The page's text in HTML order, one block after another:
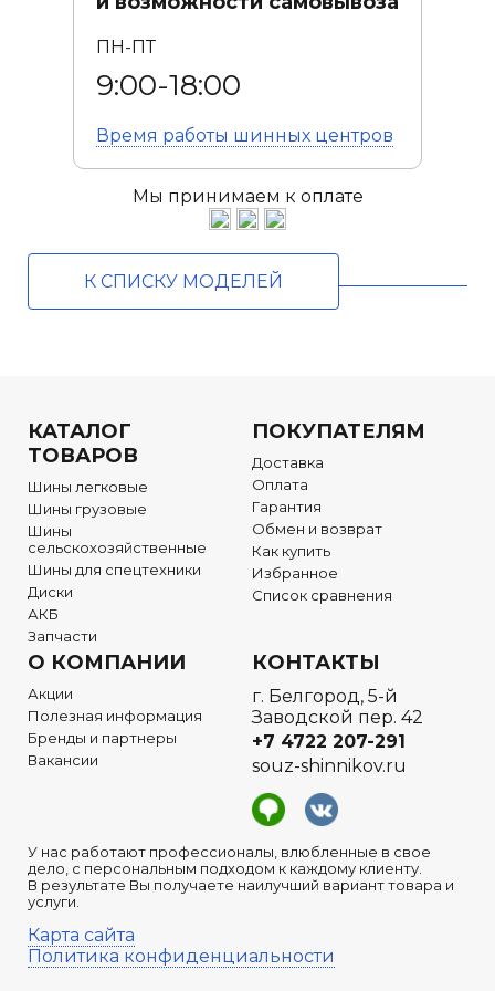
ПН-ПТ
9:00-18:00
Время работы шинных центров
Мы принимаем к оплате
К СПИСКУ МОДЕЛЕЙ
КАТАЛОГ
ТОВАРОВ
Шины легковые
Шины грузовые
Шины
сельскохозяйственные
Шины для спецтехники
Диски
АКБ
Запчасти
ПОКУПАТЕЛЯМ
Доставка
Оплата
Гарантия
Обмен и возврат
Как купить
Избранное
Список сравнения
О КОМПАНИИ
Акции
Полезная информация
Бренды и партнеры
Вакансии
У нас работают профессионалы, влюбленные в свое
дело, с персональным подходом к каждому клиенту.
В результате Вы получаете наилучший вариант товара и
услуги.
Карта сайта
Политика конфиденциальности
КОНТАКТЫ
г. Белгород, 5-й
Заводской пер. 42
+7 4722 207-291
souz-shinnikov.ru